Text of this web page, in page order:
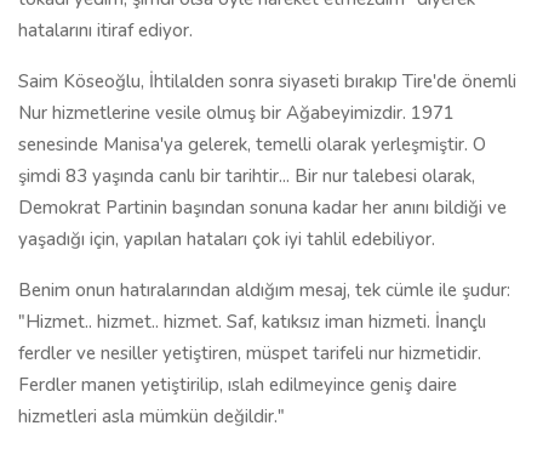
hatalarını itiraf ediyor.
Saim Köseoğlu, İhtilalden sonra siyaseti bırakıp Tire'de önemli
Nur hizmetlerine vesile olmuş bir Ağabeyimizdir. 1971
senesinde Manisa'ya gelerek, temelli olarak yerleşmiştir. O
şimdi 83 yaşında canlı bir tarihtir... Bir nur talebesi olarak,
Demokrat Partinin başından sonuna kadar her anını bildiği ve
yaşadığı için, yapılan hataları çok iyi tahlil edebiliyor.
Benim onun hatıralarından aldığım mesaj, tek cümle ile şudur:
"Hizmet.. hizmet.. hizmet. Saf, katıksız iman hizmeti. İnançlı
ferdler ve nesiller yetiştiren, müspet tarifeli nur hizmetidir.
Ferdler manen yetiştirilip, ıslah edilmeyince geniş daire
hizmetleri asla mümkün değildir."